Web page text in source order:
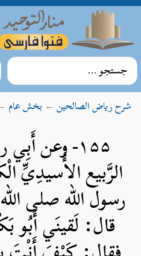
شرح ریاض الصالحین ← بخش عام
۱۵۵- وعن
الرَّبيع الأُسيدِيِّ
رسول الله صلی
قال: لَقينَي أَبُو